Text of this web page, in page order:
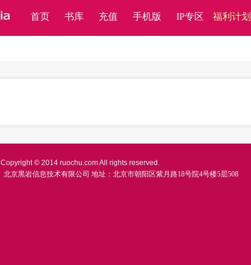
首页 书库 充值 手机版 IP专区 福利计划
Copyright © 2014 ruochu.com All rights reserved.
北京黑岩信息技术有限公司 地址：北京市朝阳区紫月路18号院4号楼5层508